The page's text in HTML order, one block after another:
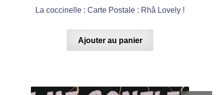
La coccinelle : Carte Postale : Rhâ Lovely !
Ajouter au panier